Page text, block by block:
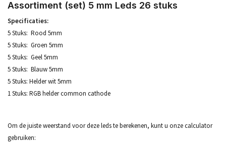
Assortiment (set) 5 mm Leds 26 stuks
Specificaties:
5 Stuks: Rood 5mm
5 Stuks: Groen 5mm
5 Stuks: Geel 5mm
5 Stuks: Blauw 5mm
5 Stuks: Helder wit 5mm
1 Stuks: RGB helder common cathode
Om de juiste weerstand voor deze leds te berekenen, kunt u onze calculator
gebruiken: